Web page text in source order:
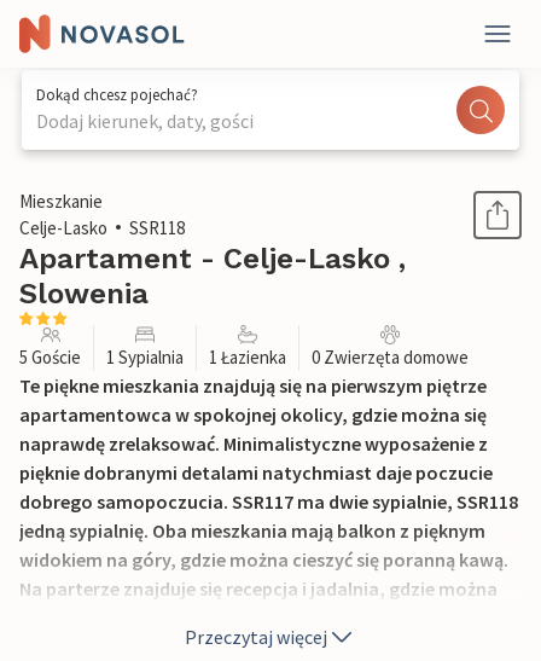
Dokąd chcesz pojechać?
Dodaj kierunek, daty, gości
1 / 22
Mieszkanie
Celje-Lasko
SSR118
Apartament - Celje-Lasko ,
Slowenia
5 Goście 1 Sypialnia 1 Łazienka 0 Zwierzęta domowe
Te piękne mieszkania znajdują się na pierwszym piętrze
apartamentowca w spokojnej okolicy, gdzie można się
naprawdę zrelaksować. Minimalistyczne wyposażenie z
pięknie dobranymi detalami natychmiast daje poczucie
dobrego samopoczucia. SSR117 ma dwie sypialnie, SSR118
jedną sypialnię. Oba mieszkania mają balkon z pięknym
widokiem na góry, gdzie można cieszyć się poranną kawą.
Na parterze znajduje się recepcja i jadalnia, gdzie można
pomieszczenia odnowy biologicznej z wannami z
Przeczytaj więcej